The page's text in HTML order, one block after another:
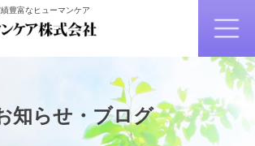
豊富なヒューマンケア
知らせ・ブログ